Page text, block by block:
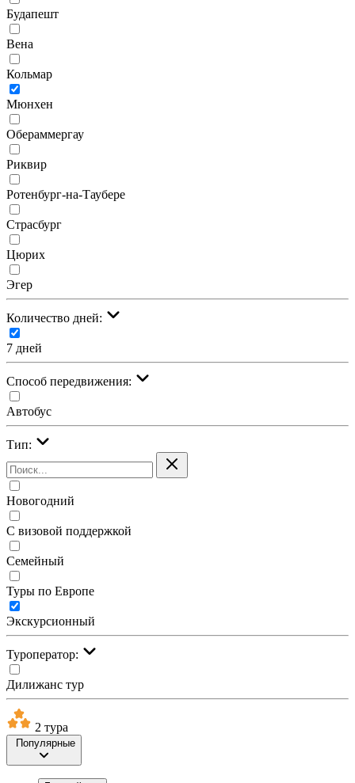
Будапешт
Вена
Кольмар
Мюнхен
Обераммергау
Риквир
Ротенбург-на-Таубере
Страсбург
Цюрих
Эгер
Количество дней:
7 дней
Cпособ передвижения:
Автобус
Тип:
Новогодний
С визовой поддержкой
Семейный
Туры по Европе
Экскурсионный
Туроператор:
Дилижанс тур
2 тура
Популярные